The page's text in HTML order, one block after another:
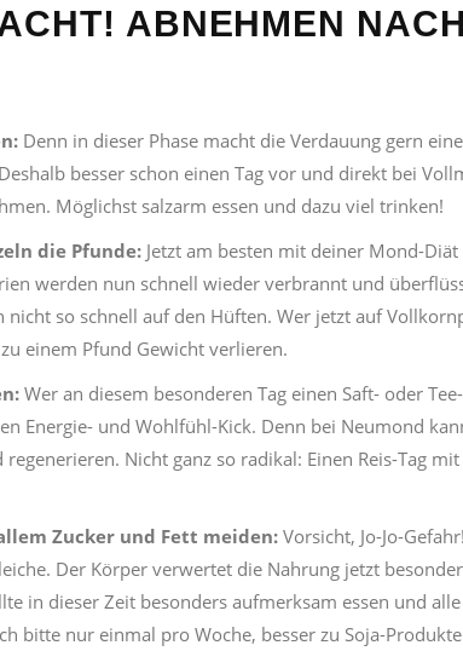
ABNEHMEN
Denn in dieser Phase macht die Verdauung gern
besser schon einen Tag vor und direkt bei
Möglichst salzarm essen und dazu viel trinken!
die Pfunde: Jetzt am besten mit deiner Mond-
werden nun schnell wieder verbrannt und
nicht so schnell auf den Hüften. Wer jetzt auf
einem Pfund Gewicht verlieren.
Wer an diesem besonderen Tag einen Saft- oder
Energie- und Wohlfühl-Kick. Denn bei Neumond
Nicht ganz so radikal: Einen Reis-Tag
Zucker und Fett meiden:Vorsicht, Jo-Jo-
Der Körper verwertet die Nahrung jetzt
in dieser Zeit besonders aufmerksam essen und
bitte nur einmal pro Woche, besser zu Soja-